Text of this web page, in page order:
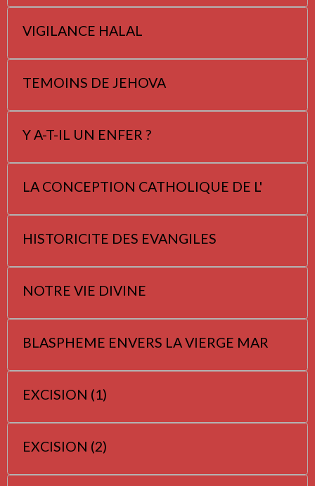
VIGILANCE HALAL
TEMOINS DE JEHOVA
Y A-T-IL UN ENFER ?
LA CONCEPTION CATHOLIQUE DE L'
HISTORICITE DES EVANGILES
NOTRE VIE DIVINE
BLASPHEME ENVERS LA VIERGE MAR
EXCISION (1)
EXCISION (2)